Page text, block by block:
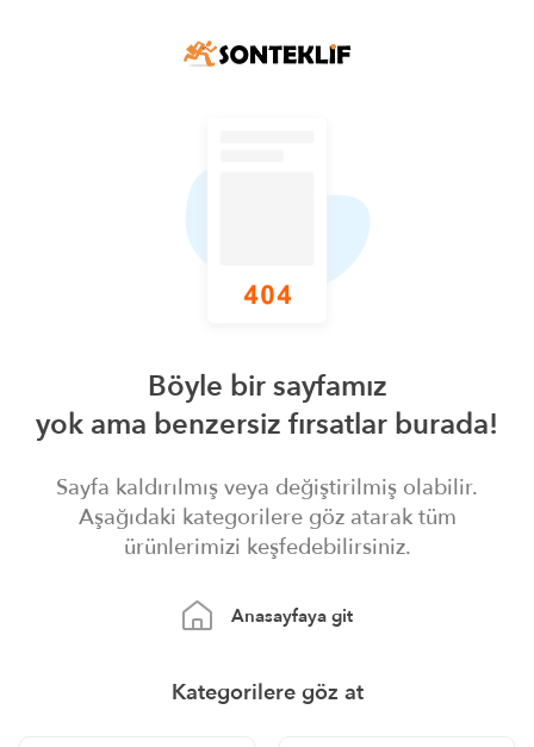
Böyle bir sayfamız
yok ama benzersiz fırsatlar burada!
Sayfa kaldırılmış veya değiştirilmiş olabilir.
Aşağıdaki kategorilere göz atarak tüm
ürünlerimizi keşfedebilirsiniz.
Anasayfaya git
Kategorilere göz at